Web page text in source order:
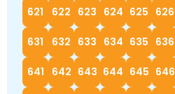
621 622 623 624 625 626
631 632 633 634 635 636
641 642 643 644 645 646